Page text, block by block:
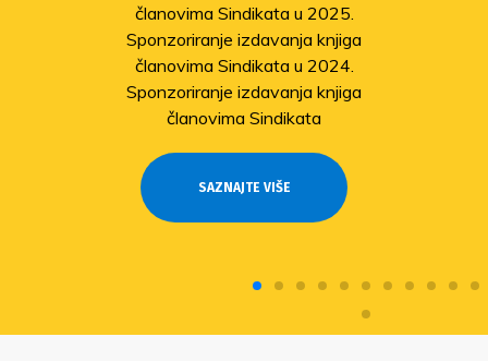
članovima Sindikata u 2025.
Sponzoriranje izdavanja knjiga
članovima Sindikata u 2024.
Sponzoriranje izdavanja knjiga
članovima Sindikata
SAZNAJTE VIŠE